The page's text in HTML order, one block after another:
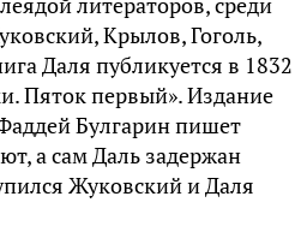
Крылов, Гоголь,
Даля публикуется в 1832
Пяток первый». Издание
Булгарин пишет
а сам Даль задержан
Жуковский и Даля